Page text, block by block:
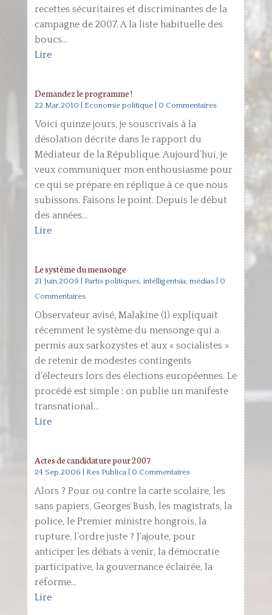
recettes sécuritaires et discriminantes de la
campagne de 2007. A la liste habituelle des
boucs...
Lire
Demandez le programme !
22 Mar,2010 Economie politique| 0 Commentaires
Voici quinze jours, je souscrivais à la
désolation décrite dans le rapport du
Médiateur de la République. Aujourd’hui, je
veux communiquer mon enthousiasme pour
ce qui se prépare en réplique à ce que nous
subissons. Faisons le point. Depuis le début
des années...
Lire
Le système du mensonge
21 Juin,2009 Partis politiques, intelligentsia, médias| 0
Commentaires
Observateur avisé, Malakine (1) expliquait
récemment le système du mensonge qui a
permis aux sarkozystes et aux « socialistes »
de retenir de modestes contingents
d’électeurs lors des élections européennes. Le
procédé est simple : on publie un manifeste
transnational...
Lire
Actes de candidature pour 2007
24 Sep,2006 Res Publica| 0 Commentaires
Alors ? Pour ou contre la carte scolaire, les
sans papiers, Georges Bush, les magistrats, la
police, le Premier ministre hongrois, la
rupture, l’ordre juste ? J’ajoute, pour
anticiper les débats à venir, la démocratie
participative, la gouvernance éclairée, la
réforme...
Lire